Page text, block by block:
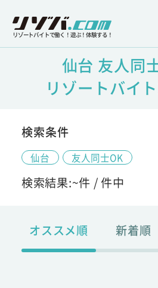
リゾートバイトで働く！遊ぶ！体験する！
仙台 友人同
リゾートバイ
検索条件
仙台 友人同士OK
検索結果:~件 /件中
オススメ順 新着順